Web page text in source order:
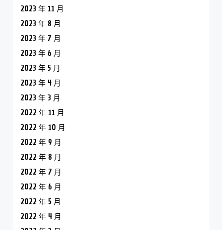
2023 年 11 月
2023 年 8 月
2023 年 7 月
2023 年 6 月
2023 年 5 月
2023 年 4 月
2023 年 3 月
2022 年 11 月
2022 年 10 月
2022 年 9 月
2022 年 8 月
2022 年 7 月
2022 年 6 月
2022 年 5 月
2022 年 4 月